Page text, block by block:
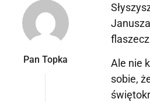
Pan Topka
Ale nie
sobie,